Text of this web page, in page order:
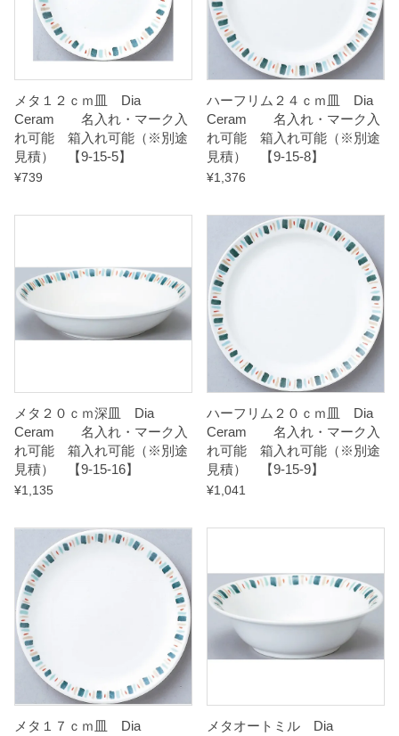
※
別
途
積
【
9
-
5
-
2
1
】
n
t
メタ１２ｃｍ皿 Dia
Ceram 名入れ・マーク入
れ可能 箱入れ可能（※別途
見積） 【9-15-5】
¥739
ハーフリム２４ｃｍ皿 Dia
Ceram 名入れ・マーク入
れ可能 箱入れ可能（※別途
見積） 【9-15-8】
¥1,376
メタ２０ｃｍ深皿 Dia
Ceram 名入れ・マーク入
れ可能 箱入れ可能（※別途
見積） 【9-15-16】
¥1,135
ハーフリム２０ｃｍ皿 Dia
Ceram 名入れ・マーク入
れ可能 箱入れ可能（※別途
見積） 【9-15-9】
¥1,041
メタ１７ｃｍ皿 Dia
メタオートミル Dia